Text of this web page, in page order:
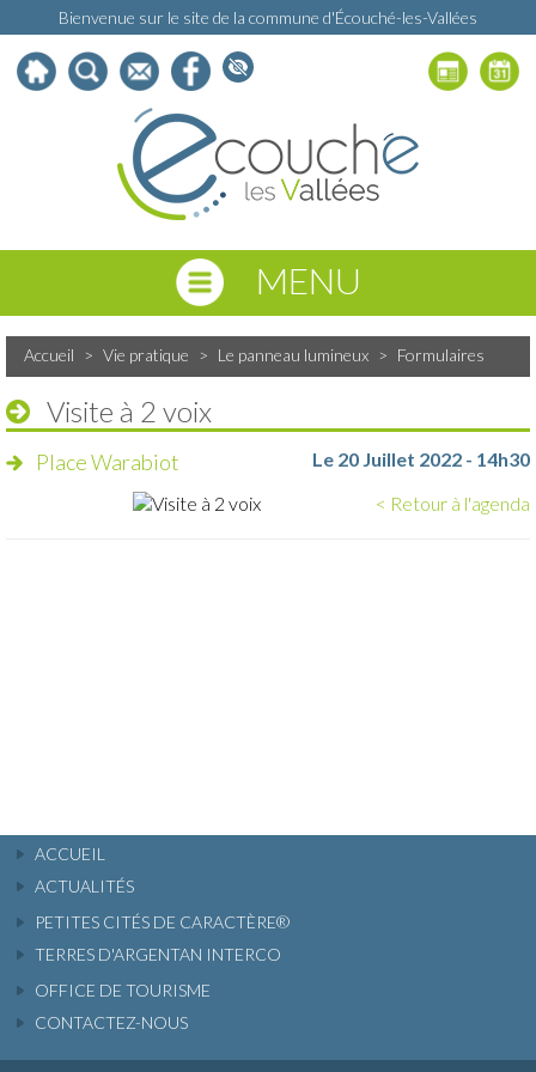
Bienvenue sur le site de la commune d'Écouché-les-Vallées
MENU
Accueil > Vie pratique > Le panneau lumineux > Formulaires
Visite à 2 voix
Place Warabiot
Le 20 Juillet 2022 - 14h30
< Retour à l'agenda
ACCUEIL
ACTUALITÉS
PETITES CITÉS DE CARACTÈRE®
TERRES D'ARGENTAN INTERCO
OFFICE DE TOURISME
CONTACTEZ-NOUS